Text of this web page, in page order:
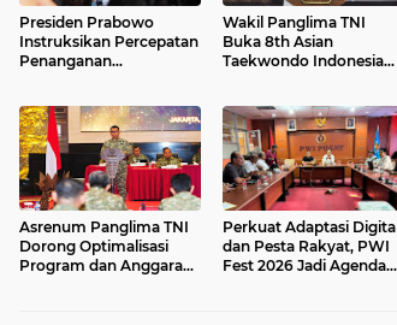
Presiden Prabowo
Instruksikan Percepatan
Penanganan
BBM
Wakil Panglima TNI
Buka 8th Asian
Taekwondo Indonesia
Asrenum Panglima TNI
Dorong Optimalisasi
Program dan Anggaran
Perkuat Adaptasi Digital
dan Pesta Rakyat, PWI
Fest 2026 Jadi Agenda